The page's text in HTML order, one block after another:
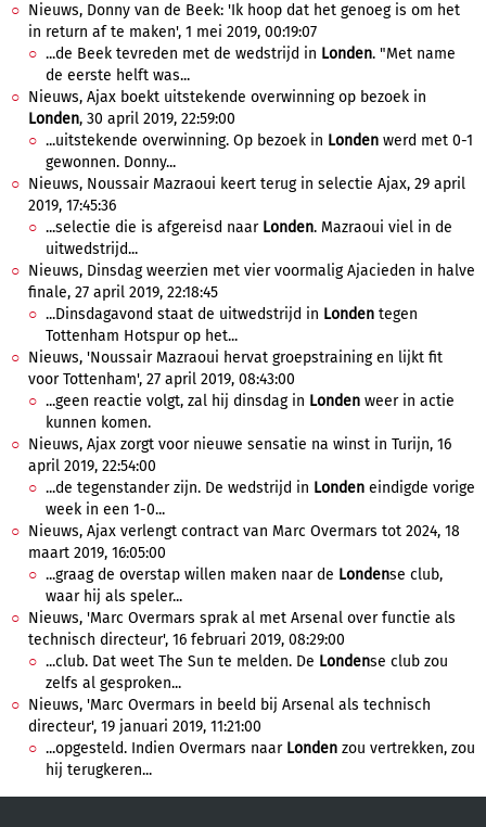
Nieuws, Donny van de Beek: 'Ik hoop dat het genoeg is om het
in return af te maken', 1 mei 2019, 00:19:07
...de Beek tevreden met de wedstrijd in Londen. "Met name
de eerste helft was...
Nieuws, Ajax boekt uitstekende overwinning op bezoek in
Londen, 30 april 2019, 22:59:00
...uitstekende overwinning. Op bezoek in Londen werd met 0-1
gewonnen. Donny...
Nieuws, Noussair Mazraoui keert terug in selectie Ajax, 29 april
2019, 17:45:36
...selectie die is afgereisd naar Londen. Mazraoui viel in de
uitwedstrijd...
Nieuws, Dinsdag weerzien met vier voormalig Ajacieden in halve
finale, 27 april 2019, 22:18:45
...Dinsdagavond staat de uitwedstrijd in Londen tegen
Tottenham Hotspur op het...
Nieuws, 'Noussair Mazraoui hervat groepstraining en lijkt fit
voor Tottenham', 27 april 2019, 08:43:00
...geen reactie volgt, zal hij dinsdag in Londen weer in actie
kunnen komen.
Nieuws, Ajax zorgt voor nieuwe sensatie na winst in Turijn, 16
april 2019, 22:54:00
...de tegenstander zijn. De wedstrijd in Londen eindigde vorige
week in een 1-0...
Nieuws, Ajax verlengt contract van Marc Overmars tot 2024, 18
maart 2019, 16:05:00
...graag de overstap willen maken naar de Londense club,
waar hij als speler...
Nieuws, 'Marc Overmars sprak al met Arsenal over functie als
technisch directeur', 16 februari 2019, 08:29:00
...club. Dat weet The Sun te melden. De Londense club zou
zelfs al gesproken...
Nieuws, 'Marc Overmars in beeld bij Arsenal als technisch
directeur', 19 januari 2019, 11:21:00
...opgesteld. Indien Overmars naar Londen zou vertrekken, zou
hij terugkeren...